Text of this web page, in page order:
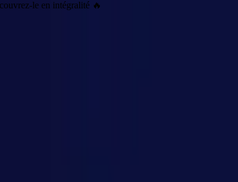
le en intégralité 🔥